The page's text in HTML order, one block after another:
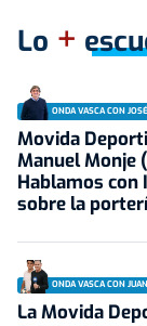
Lo +
ONDA VASCA CON
Movida
Manuel
Hablamos con
sobre la
ONDA VASCA CON
La Movida